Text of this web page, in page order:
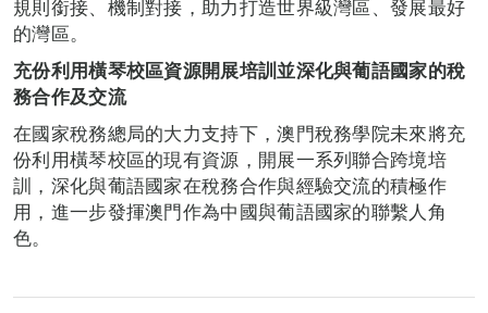
規則銜接、機制對接，助力打造世界級灣區、發展最好
的灣區。
充份利用橫琴校區資源開展培訓並深化與葡語國家的稅
務合作及交流
在國家稅務總局的大力支持下，澳門稅務學院未來將充
份利用橫琴校區的現有資源，開展一系列聯合跨境培
訓，深化與葡語國家在稅務合作與經驗交流的積極作
用，進一步發揮澳門作為中國與葡語國家的聯繫人角
色。